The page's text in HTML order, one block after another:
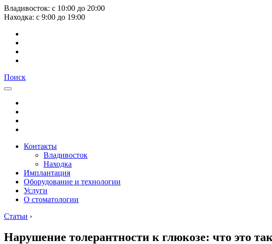
Владивосток: с 10:00 до 20:00
Находка: с 9:00 до 19:00
Поиск
Контакты
Владивосток
Находка
Имплантация
Оборудование и технологии
Услуги
О стоматологии
Статьи ›
Нарушение толерантности к глюкозе: что это